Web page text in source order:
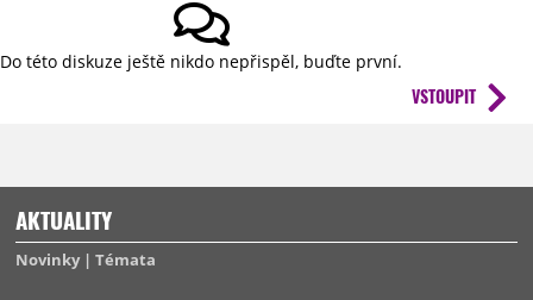
Do této diskuze ještě nikdo nepřispěl, buďte první.
VSTOUPIT
AKTUALITY
Novinky Témata